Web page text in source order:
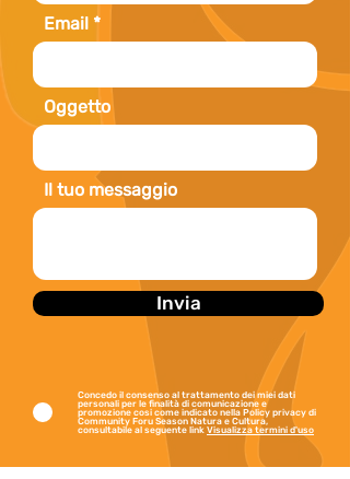
potrebbe anche capitare di
vedermi lanciata in frenetici balli di
tango e flamenco!
Lingue: inglese, spagnolo
Competenze: enogastronomia,
Iscritta nel Registro Italiano Guide
Ambientali Escursionistiche n°
Anni di esperienza: 12
Email
Oggetto
Il tuo messaggio
Invia
Concedo il consenso al trattamento dei miei dati
personali per le finalità di comunicazione e
promozione cosi come indicato nella Policy privacy di
Community Foru Season Natura e Cultura,
consultabile al seguente link Visualizza termini d'uso